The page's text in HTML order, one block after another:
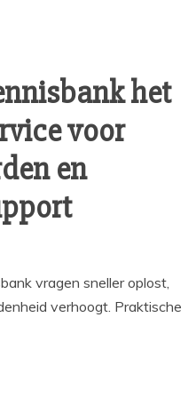
het
voor
en
vragen sneller oplost,
verhoogt. Praktische